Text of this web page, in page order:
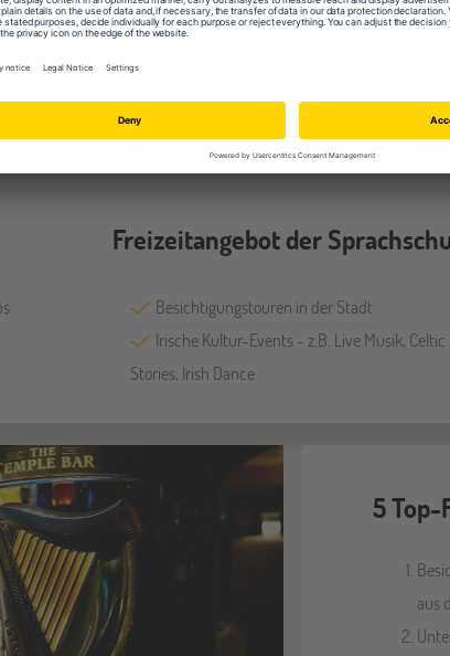
Freizeitangebot der
Besichtigungstouren in der Stadt
Irische Kultur-Events - z.B. Live Musik, Celtic
Stories, Irish Dance
5
aus